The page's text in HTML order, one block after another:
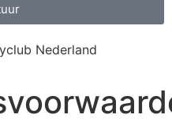
Nederland